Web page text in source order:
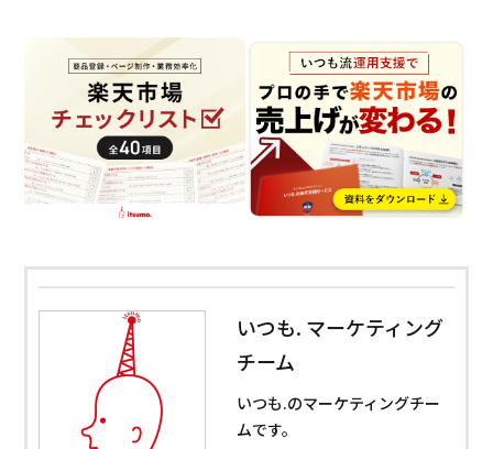
いつも. マーケティング
チーム
いつも.のマーケティングチー
ムです。